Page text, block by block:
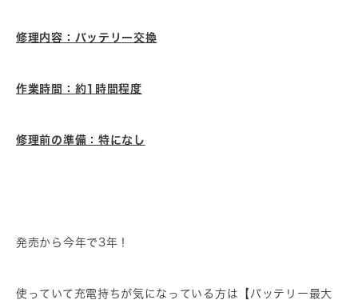
修理内容：バッテリー交換
作業時間：約1時間程度
修理前の準備：特になし
発売から今年で3年！
使っていて充電持ちが気になっている方は【バッテリー最大